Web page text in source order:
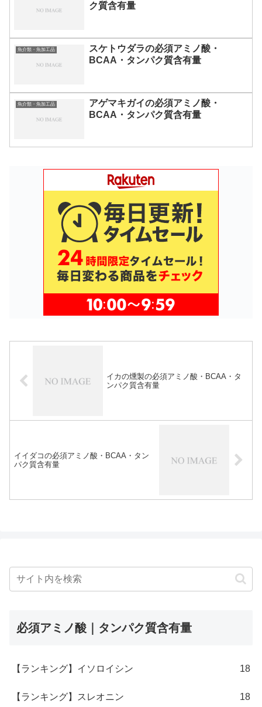
ク質含有量
魚介類・魚加工品
スケトウダラの必須アミノ酸・
BCAA・タンパク質含有量
魚介類・魚加工品
アゲマキガイの必須アミノ酸・
BCAA・タンパク質含有量
イカの燻製の必須アミノ酸・BCAA・タ
ンパク質含有量
イイダコの必須アミノ酸・BCAA・タン
パク質含有量
必須アミノ酸｜タンパク質含有量
【ランキング】イソロイシン 18
【ランキング】スレオニン 18